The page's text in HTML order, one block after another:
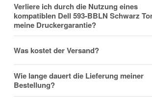
Firma
E-Mail
Verliere ich durch die Nutzung eines
kompatiblen Dell 593-BBLN Schwarz
meine Druckergarantie?
Was kostet der Versand?
Wie lange dauert die Lieferung meiner
Bestellung?